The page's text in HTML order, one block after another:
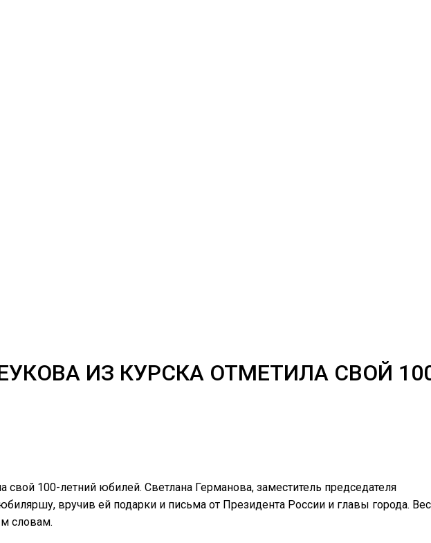
ИЗ КУРСКА ОТМЕТИЛА СВОЙ
100-летний юбилей. Светлана Германова, заместитель председателя
вручив ей подарки и письма от Президента России и главы города.
словам.